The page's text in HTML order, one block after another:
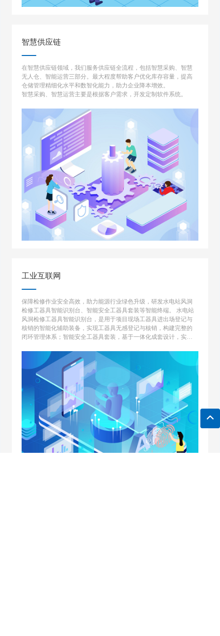
智慧供应链
在智慧供应链领域，我们服务供应链全流程，包括智慧采购、智慧
无人仓、智能运营三部分。最大程度帮助客户优化库存容量，提高
仓储管理精细化水平和数智化能力，助力企业降本增效。
智慧采购、智慧运营主要是根据客户需求，开发定制软件系统。
工业互联网
保障检修作业安全高效，助力能源行业绿色升级，研发水电站风洞
检修工器具智能识别台、智能安全工器具套装等智能终端。 水电站
风洞检修工器具智能识别台，是用于项目现场工器具进出场登记与
核销的智能化辅助装备，实现工器具无感登记与核销，构建完整的
闭环管理体系；智能安全工器具套装，基于一体化成套设计，实现
范性监控预警。